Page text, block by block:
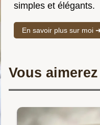
simples et élégants.
En savoir plus sur moi
Vous